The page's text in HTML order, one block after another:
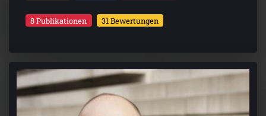
8 Publikationen 31 Bewertungen